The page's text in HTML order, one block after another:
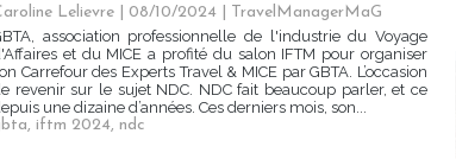
Lelievre | 08/10/2024
TravelManagerMaG
association professionnelle de l'industrie du Voyage
et du MICE a profité du salon IFTM pour organiser
Carrefour des Experts Travel & MICE par GBTA. L’occasion
revenir sur le sujet NDC. NDC fait beaucoup parler, et ce
une dizaine d’années. Ces derniers mois, son...
, iftm 2024, ndc